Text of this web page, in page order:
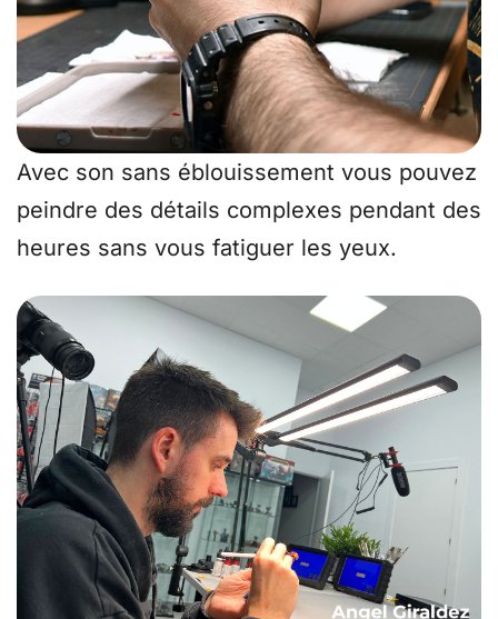
Avec son sans éblouissement vous pouvez
peindre des détails complexes pendant des
heures sans vous fatiguer les yeux.